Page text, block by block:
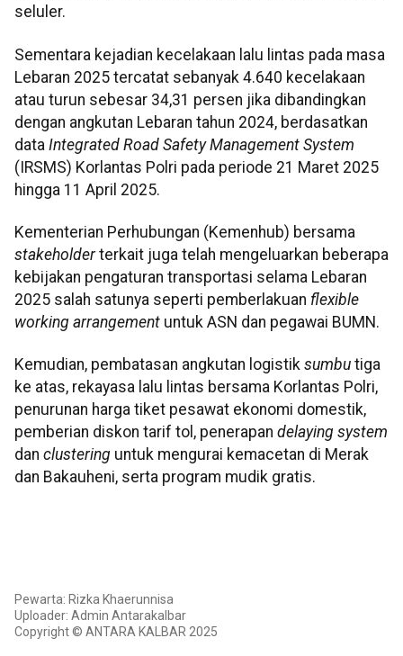
seluler.
Sementara kejadian kecelakaan lalu lintas pada masa
Lebaran 2025 tercatat sebanyak 4.640 kecelakaan
atau turun sebesar 34,31 persen jika dibandingkan
dengan angkutan Lebaran tahun 2024, berdasatkan
data Integrated Road Safety Management System
(IRSMS) Korlantas Polri pada periode 21 Maret 2025
hingga 11 April 2025.
Kementerian Perhubungan (Kemenhub) bersama
stakeholderterkait juga telah mengeluarkan beberapa
kebijakan pengaturan transportasi selama Lebaran
2025 salah satunya seperti pemberlakuan flexible
working arrangement untuk ASN dan pegawai BUMN.
Kemudian, pembatasan angkutan logistik sumbu tiga
ke atas, rekayasa lalu lintas bersama Korlantas Polri,
penurunan harga tiket pesawat ekonomi domestik,
pemberian diskon tarif tol, penerapan delaying system
dan clustering untuk mengurai kemacetan di Merak
dan Bakauheni, serta program mudik gratis.
Pewarta: Rizka Khaerunnisa
Uploader: Admin Antarakalbar
Copyright © ANTARA KALBAR 2025